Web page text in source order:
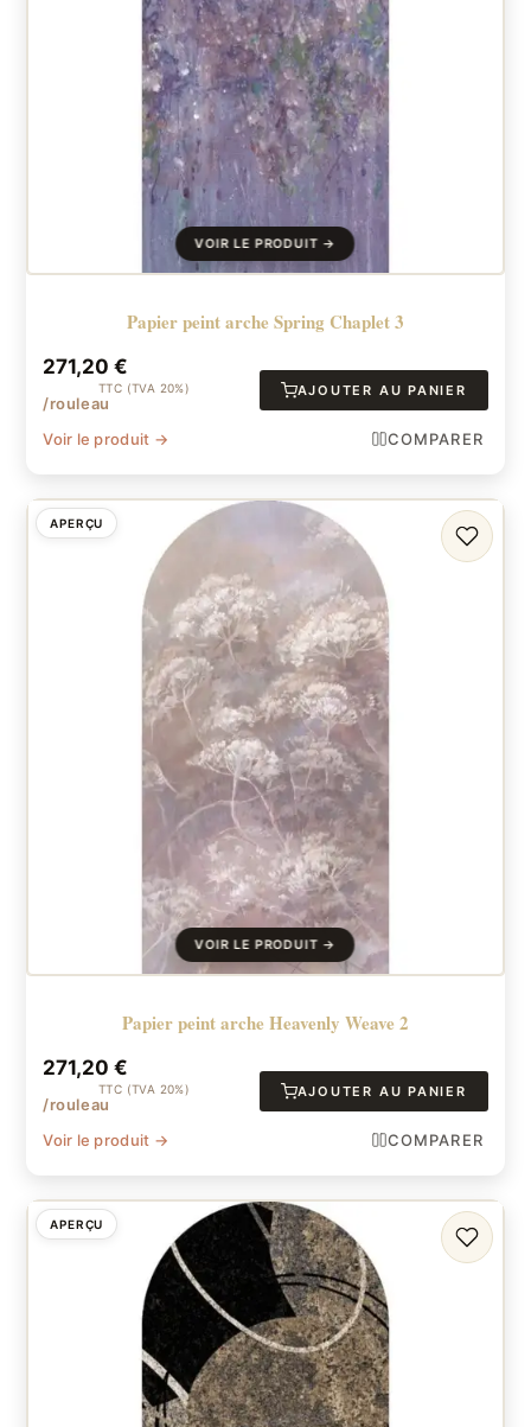
Papier peint arche Spring Chaplet 3
271,20€
TTC (TVA 20%)
/rouleau
AJOUTER AU PANIER
Voir le produit → COMPARER
APERÇU
Papier peint arche Heavenly Weave 2
271,20€
TTC (TVA 20%)
/rouleau
AJOUTER AU PANIER
Voir le produit → COMPARER
APERÇU